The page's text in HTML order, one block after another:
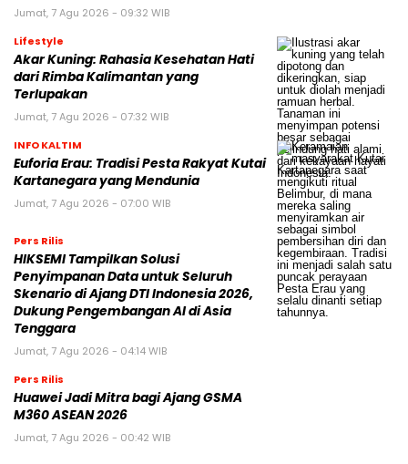
Jumat, 7 Agu 2026 - 09:32 WIB
Lifestyle
Akar Kuning: Rahasia Kesehatan Hati
dari Rimba Kalimantan yang
Terlupakan
Jumat, 7 Agu 2026 - 07:32 WIB
INFO KALTIM
Euforia Erau: Tradisi Pesta Rakyat Kutai
Kartanegara yang Mendunia
Jumat, 7 Agu 2026 - 07:00 WIB
Pers Rilis
HIKSEMI Tampilkan Solusi
Penyimpanan Data untuk Seluruh
Skenario di Ajang DTI Indonesia 2026,
Dukung Pengembangan AI di Asia
Tenggara
Jumat, 7 Agu 2026 - 04:14 WIB
Pers Rilis
Huawei Jadi Mitra bagi Ajang GSMA
M360 ASEAN 2026
Jumat, 7 Agu 2026 - 00:42 WIB